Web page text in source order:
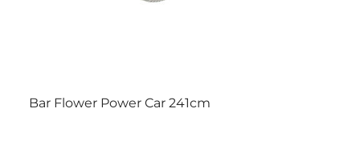
Bar Flower Power Car 241cm